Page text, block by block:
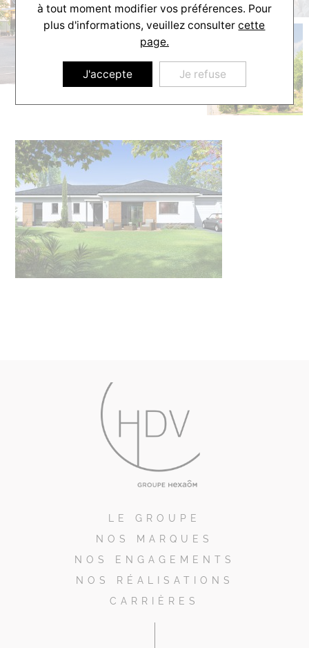
LE GROUPE
NOS MARQUES
NOS ENGAGEMENTS
NOS RÉALISATIONS
CARRIÈRES
à tout moment modifier vos préférences. Pour
plus d'informations, veuillez consultercette
page.
J'accepte Je refuse